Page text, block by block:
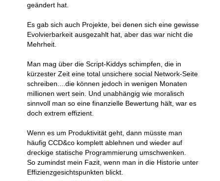
geändert hat.
Es gab sich auch Projekte, bei denen sich eine gewisse
Evolvierbarkeit ausgezahlt hat, aber das war nicht die
Mehrheit.
Man mag über die Script-Kiddys schimpfen, die in
kürzester Zeit eine total unsichere social Network-Seite
schreiben....die können jedoch in wenigen Monaten
millionen wert sein. Und unabhängig wie moralisch
sinnvoll man so eine finanzielle Bewertung hält, war es
doch extrem effizient.
Wenn es um Produktivität geht, dann müsste man
häufig CCD&co komplett ablehnen und wieder auf
dreckige statische Programmierung umschwenken.
So zumindst mein Fazit, wenn man in die Historie unter
Effizienzgesichtspunkten blickt.